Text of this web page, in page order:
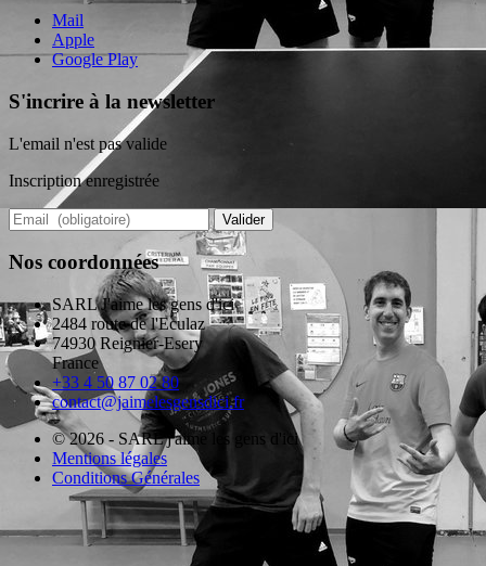
Mail
Apple
Google Play
S'incrire à la newsletter
L'email n'est pas valide
Inscription enregistrée
Valider
Nos coordonnées
SARL J'aime les gens d'ici
2484 route de l'Eculaz
74930 Reignier-Esery
France
+33 4 50 87 02 80
contact@jaimelesgensdici.fr
© 2026 - SARL j'aime les gens d'ici
Mentions légales
Conditions Générales